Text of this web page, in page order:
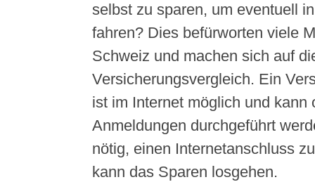
selbst zu sparen, um eventuell
fahren? Dies befürworten viele
Schweiz und machen sich auf
Versicherungsvergleich. Ein
ist im Internet möglich und kann
Anmeldungen durchgeführt
nötig, einen Internetanschluss
kann das Sparen losgehen.